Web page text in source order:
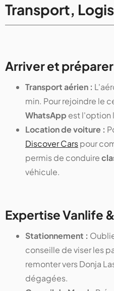
Transport,
Arriver et
Transport aérien :
min. Pour rejoindre le
WhatsApp est l'option
Location de voiture :
Discover Carspour
permis de conduire
véhicule.
Expertise Vanlife
Stationnement :
conseille de viser les
remonter vers Donja
dégagées.